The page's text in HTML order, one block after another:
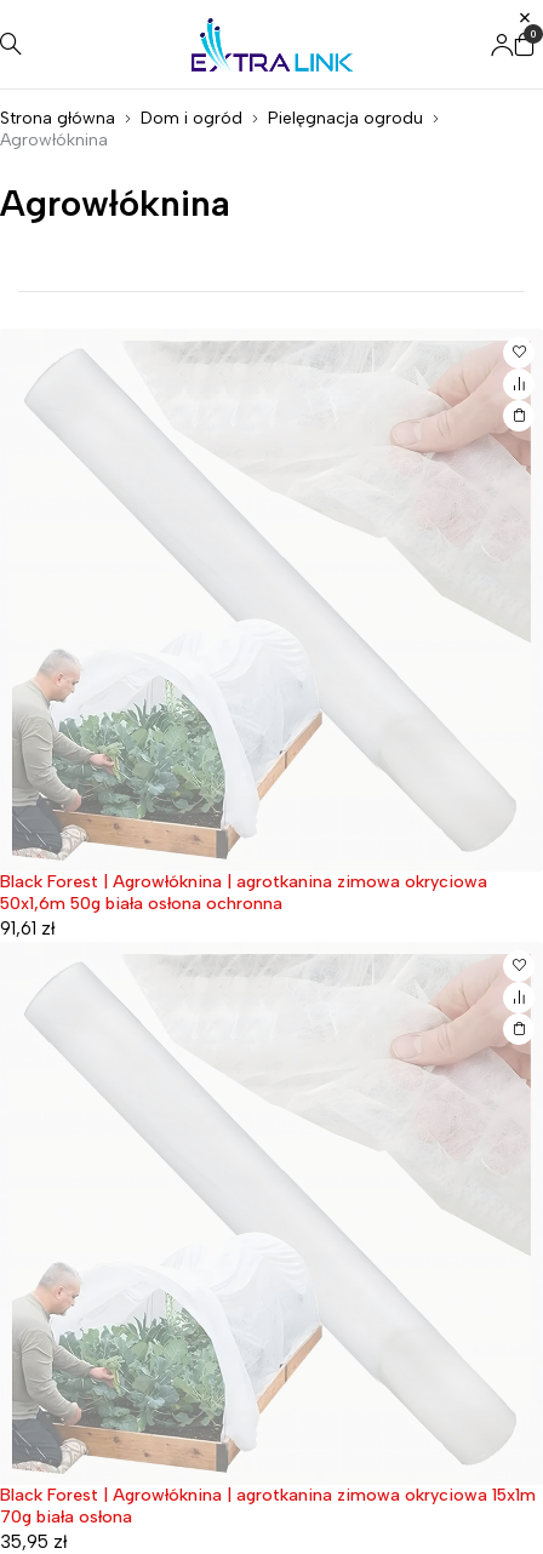
0
Strona główna Dom i ogród
Pielęgnacja ogrodu
Agrowłóknina
Agrowłóknina
Wyprzedane
Black Forest | Agrowłóknina | agrotkanina zimowa okryciowa
50x1,6m 50g biała osłona ochronna
91,61 zł
Wyprzedane
Black Forest | Agrowłóknina | agrotkanina zimowa okryciowa 15x1m
70g biała osłona
35,95 zł